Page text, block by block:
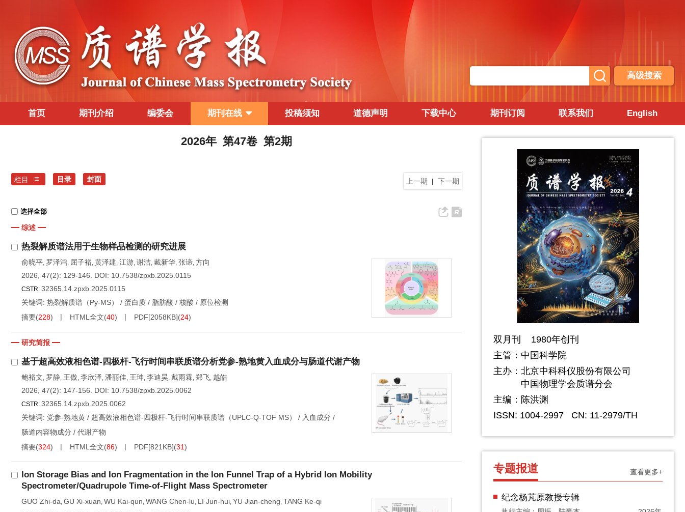
高级搜索
首页 期刊介绍 编委会 期刊在线 投稿须知 道德声明 下载中心 期刊订阅 联系我们 English
2026年 第47卷 第2期
上一期 | 下一期
栏目 目录 封面
选择全部
综述
热裂解质谱法用于生物样品检测的研究进展
俞晓平, 罗泽鸿, 屈子裕, 黄泽建, 江游, 谢洁, 戴新华, 张谛, 方向
2026, 47(2): 129-146.
DOI: 10.7538/zpxb.2025.0115
CSTR: 32365.14.zpxb.2025.0115
关键词: 热裂解质谱（Py-MS） / 蛋白质 / 脂肪酸 / 核酸 / 原位检测
摘要(228) HTML全文(40) PDF[2058KB](24)
研究简报
基于超高效液相色谱-四极杆-飞行时间串联质谱分析党参-熟地黄入血成分与肠道代谢产物
鲍裕文, 罗静, 王傲, 李欣泽, 潘丽佳, 王珅, 李迪昊, 戴雨霖, 郑飞, 越皓
2026, 47(2): 147-156.
DOI: 10.7538/zpxb.2025.0062
CSTR: 32365.14.zpxb.2025.0062
关键词: 党参-熟地黄 / 超高效液相色谱-四极杆-飞行时间串联质谱（UPLC-Q-TOF MS） / 入血成分 /
肠道内容物成分 / 代谢产物
摘要(324) HTML全文(86) PDF[821KB](31)
Ion Storage Bias and Ion Fragmentation in the Ion Funnel Trap of a Hybrid Ion Mobility
Spectrometer/Quadrupole Time-of-Flight Mass Spectrometer
GUO Zhi-da, GU Xi-xuan, WU Kai-qun, WANG Chen-lu, LI Jun-hui, YU Jian-cheng, TANG Ke-qi
双月刊 1980年创刊
主管：中国科学院
主办： 北京中科科仪股份有限公司
中国物理学会质谱分会
主编：陈洪渊
ISSN: 1004-2997 CN: 11-2979/TH
专题报道 查看更多+
纪念杨芃原教授专辑